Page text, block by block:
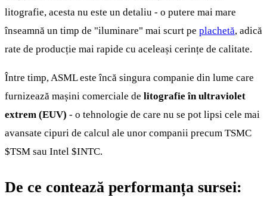
litografie, acesta nu este un detaliu - o putere mai mare
înseamnă un timp de "iluminare" mai scurt pe plachetă, adică
rate de producție mai rapide cu aceleași cerințe de calitate.
Între timp, ASML este încă singura companie din lume care
furnizează mașini comerciale de litografie în ultraviolet
extrem (EUV) - o tehnologie de care nu se pot lipsi cele mai
avansate cipuri de calcul ale unor companii precum TSMC
$TSM sau Intel $INTC.
De ce contează performanța sursei: